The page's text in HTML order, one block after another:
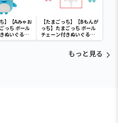
】【Aみゃお
っち ボール
ぬいぐるみ
【たまごっち】【Bもんが
っち】たまごっち ボール
チェーン付きぬいぐるみ
～Tamagotchi
もっと見る